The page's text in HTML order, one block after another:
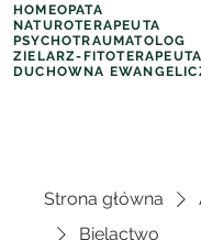
HOMEOPATA
NATUROTERAPEUTA
PSYCHOTRAUMATOLOG
ZIELARZ-FITOTERAPEUTA
DUCHOWNA
Strona główna
Bielactwo